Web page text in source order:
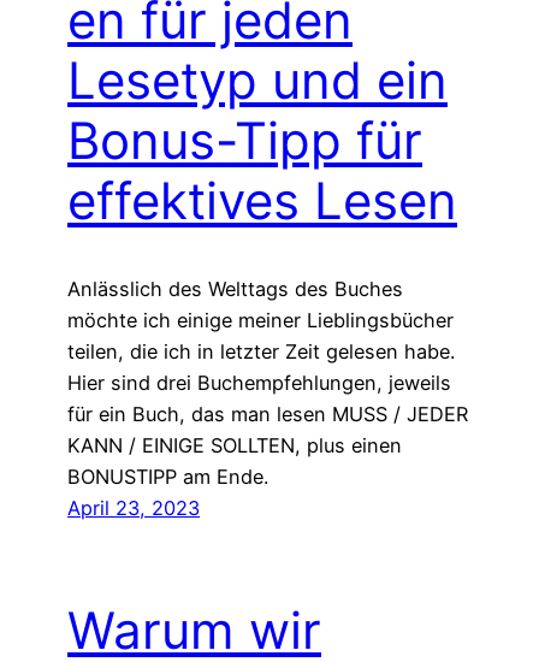
en für jeden
Lesetyp und ein
Bonus-Tipp für
effektives Lesen
Anlässlich des Welttags des Buches
möchte ich einige meiner Lieblingsbücher
teilen, die ich in letzter Zeit gelesen habe.
Hier sind drei Buchempfehlungen, jeweils
für ein Buch, das man lesen MUSS / JEDER
KANN / EINIGE SOLLTEN, plus einen
BONUSTIPP am Ende.
April 23, 2023
Warum wir